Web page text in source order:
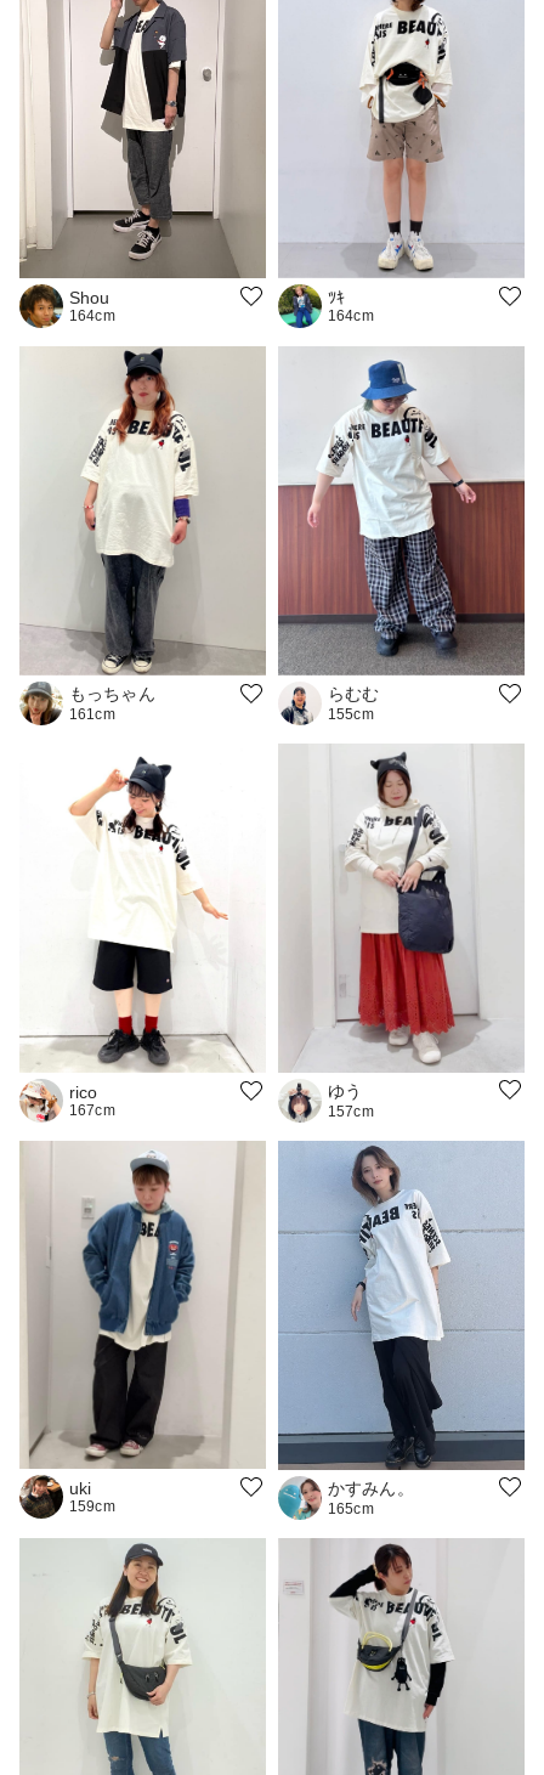
Shou
164cm
ﾂｷ
164cm
もっちゃん
161cm
らむむ
155cm
rico
167cm
ゆう
157cm
uki
159cm
かすみん。
165cm